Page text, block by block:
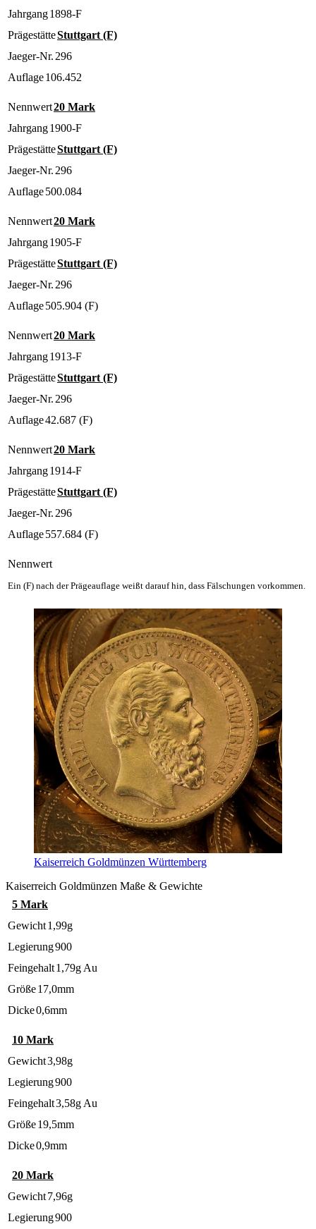
Jahrgang1898-F
PrägestätteStuttgart (F)
Jaeger-Nr. 296
Auflage106.452
Nennwert20 Mark
Jahrgang1900-F
PrägestätteStuttgart (F)
Jaeger-Nr. 296
Auflage500.084
Nennwert20 Mark
Jahrgang1905-F
PrägestätteStuttgart (F)
Jaeger-Nr. 296
Auflage505.904 (F)
Nennwert20 Mark
Jahrgang1913-F
PrägestätteStuttgart (F)
Jaeger-Nr. 296
Auflage42.687 (F)
Nennwert20 Mark
Jahrgang1914-F
PrägestätteStuttgart (F)
Jaeger-Nr. 296
Auflage557.684 (F)
Nennwert
Ein (F) nach der Prägeauflage weißt darauf hin, dass Fälschungen vorkommen.
Kaiserreich Goldmünzen Württemberg
Kaiserreich Goldmünzen Maße & Gewichte
5 Mark
Gewicht1,99g
Legierung900
Feingehalt1,79g Au
Größe17,0mm
Dicke0,6mm
10 Mark
Gewicht3,98g
Legierung900
Feingehalt3,58g Au
Größe19,5mm
Dicke0,9mm
20 Mark
Gewicht7,96g
Legierung900